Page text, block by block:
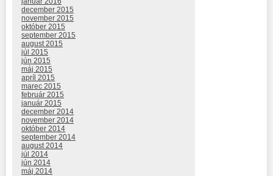
december 2015
november 2015
október 2015
september 2015
august 2015
júl 2015
jún 2015
máj 2015
apríl 2015
marec 2015
február 2015
január 2015
december 2014
november 2014
október 2014
september 2014
august 2014
júl 2014
jún 2014
máj 2014